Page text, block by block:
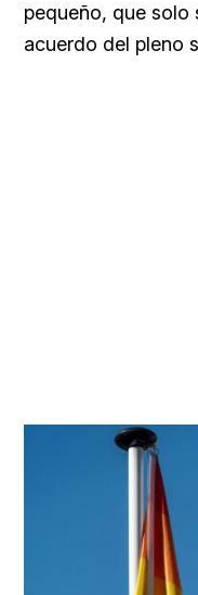
pequeño, que solo
acuerdo del pleno